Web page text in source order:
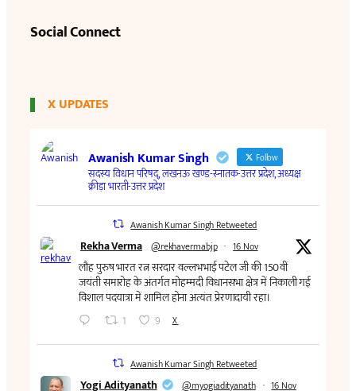
Social Connect
X UPDATES